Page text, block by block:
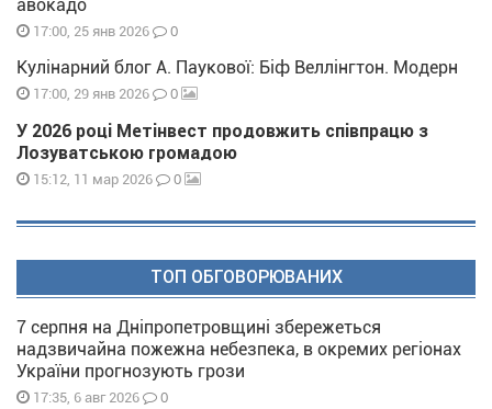
авокадо
17:00, 25 янв 2026 0
Кулінарний блог А. Паукової: Біф Веллінгтон. Модерн
17:00, 29 янв 2026 0
У 2026 році Метінвест продовжить співпрацю з
Лозуватською громадою
15:12, 11 мар 2026 0
ТОП ОБГОВОРЮВАНИХ
7 серпня на Дніпропетровщині збережеться
надзвичайна пожежна небезпека, в окремих регіонах
України прогнозують грози
17:35, 6 авг 2026 0